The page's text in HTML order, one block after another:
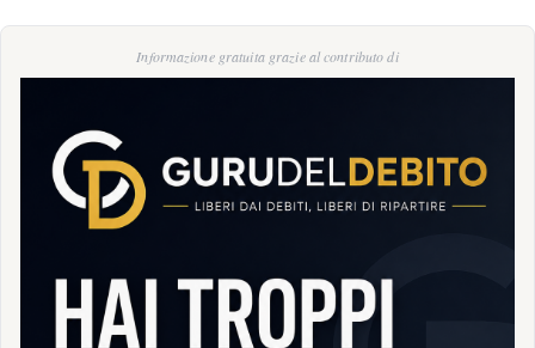
Informazione gratuita grazie al contributo di